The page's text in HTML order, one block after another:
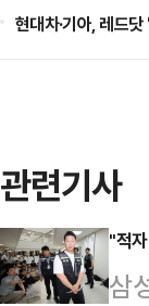
현대차·기아, 레드
관련기사
"적
삼